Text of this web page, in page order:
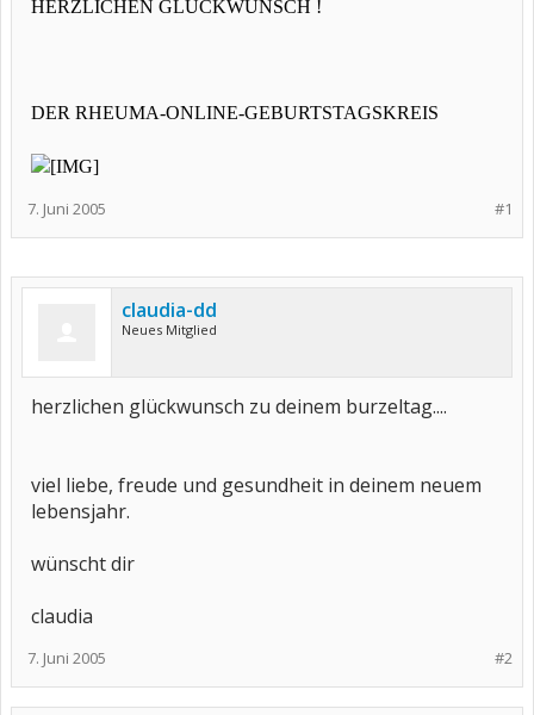
HERZLICHEN GLÜCKWUNSCH !
DER RHEUMA-ONLINE-GEBURTSTAGSKREIS
#1
7. Juni 2005
claudia-dd
Neues Mitglied
herzlichen glückwunsch zu deinem burzeltag....
viel liebe, freude und gesundheit in deinem neuem
lebensjahr.
wünscht dir
claudia
#2
7. Juni 2005